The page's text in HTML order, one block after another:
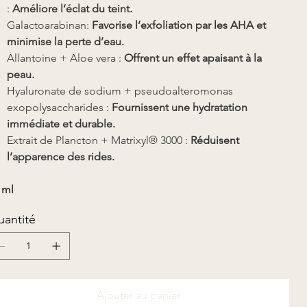
:Améliore l’éclat du teint.
Galactoarabinan: Favorise l’exfoliation par les AHA et
minimise la perte d’eau.
Allantoine + Aloe vera :Offrent un effet apaisant à la
peau.
Hyaluronate de sodium + pseudoalteromonas
exopolysaccharides : Fournissent une hydratation
immédiate et durable.
Extrait de Plancton + Matrixyl® 3000 : Réduisent
l’apparence des rides.
Ajouter au panier